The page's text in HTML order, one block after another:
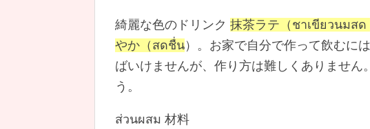
綺麗な色のドリンク 抹茶ラテ（ชาเขียวนมสด
やか（สดชื่น）。お家で自分で作って飲むには
ばいけませんが、作り方は難しくありません
う。
ส่วนผสม 材料